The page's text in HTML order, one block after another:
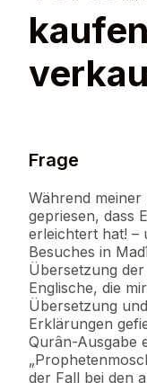
Frage
Während
gepriesen, dass
erleichtert hat! –
Besuches in
Übersetzung
Englische, die
Übersetzung
Erklärungen
Qurân-Ausgabe
der Fall bei den